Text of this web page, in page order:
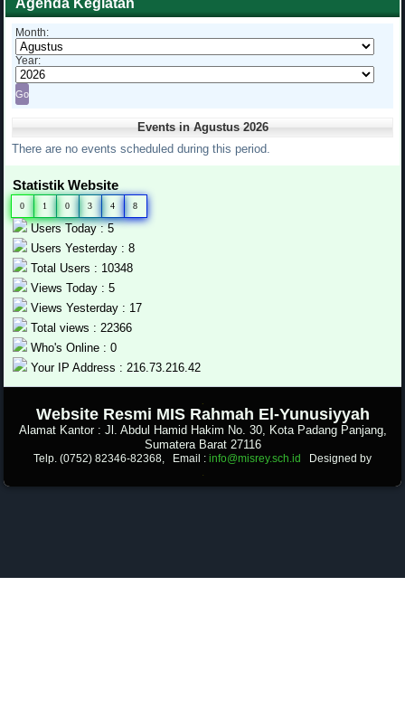
Month:
Year:
Events in Agustus 2026
There are no events scheduled during this period.
Statistik Website
0 1 0 3 4 8
Users Today : 5
Users Yesterday : 8
Total Users : 10348
Views Today : 5
Views Yesterday : 17
Total views : 22366
Who's Online : 0
Your IP Address : 216.73.216.42
Website Resmi MIS Rahmah El-Yunusiyyah
Alamat Kantor : Jl. Abdul Hamid Hakim No. 30, Kota Padang Panjang,
Sumatera Barat 27116
Telp. (0752) 82346-82368, Email : info@misrey.sch.id Designed by